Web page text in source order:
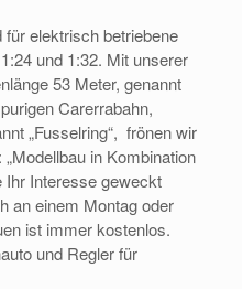
elektrisch betriebene
und 1:32. Mit unserer
53 Meter, genannt
Carerrabahn,
„Fusselring“, frönen wir
in Kombination
Ihr Interesse geweckt
an einem Montag oder
ist immer kostenlos.
und Regler für